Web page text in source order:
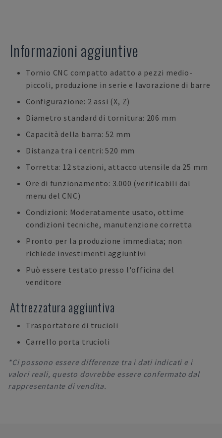
Informazioni aggiuntive
Tornio CNC compatto adatto a pezzi medio-
piccoli, produzione in serie e lavorazione di barre
Configurazione: 2 assi (X, Z)
Diametro standard di tornitura: 206 mm
Capacità della barra: 52 mm
Distanza tra i centri: 520 mm
Torretta: 12 stazioni, attacco utensile da 25 mm
Ore di funzionamento: 3.000 (verificabili dal
menu del CNC)
Condizioni: Moderatamente usato, ottime
condizioni tecniche, manutenzione corretta
Pronto per la produzione immediata; non
richiede investimenti aggiuntivi
Può essere testato presso l'officina del
venditore
Attrezzatura aggiuntiva
Trasportatore di trucioli
Carrello porta trucioli
*Ci possono essere differenze tra i dati indicati e i
valori reali, questo dovrebbe essere confermato dal
rappresentante di vendita.